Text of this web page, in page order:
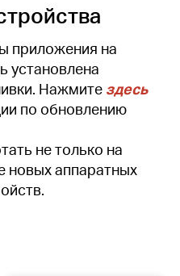
приложения на
установлена
Нажмите здесь
по обновлению
не только на
новых аппаратных